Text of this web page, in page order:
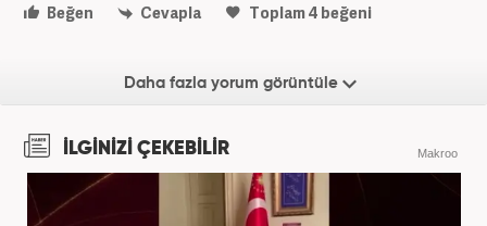
Beğen
Cevapla Toplam4 beğeni
Daha fazla yorum görüntüle
İLGİNİZİ ÇEKEBİLİR Makroo